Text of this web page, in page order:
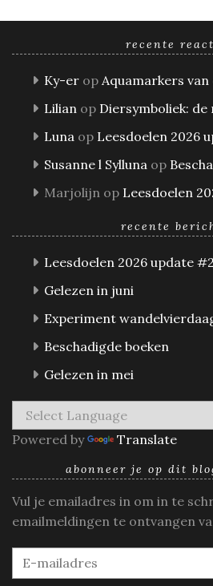
recente
Ky-er op Aquamarkers
Lilian op Diersymboliek: de
Luna op Leesdoelen 2026
Susanne l Sylluna op
Marjolijn op Leesdoelen
recente
Leesdoelen 2026 update #2
Gelezen in juni
Experiment
Beschadigde boeken
Gelezen in mei
Powered by Translate
abonneer je op dit
Vul je emailadres in om in te
emailmeldingen te ontvangen
E-
mailadres